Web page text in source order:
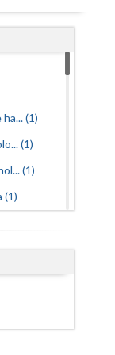
(1)
(1)
(1)
(1)
(1)